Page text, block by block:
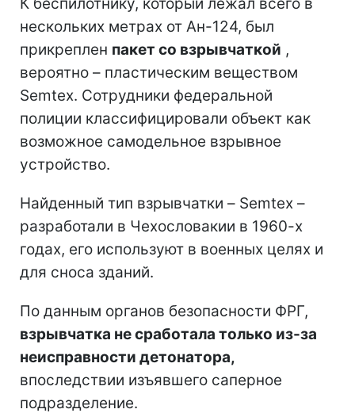
нескольких метрах от Ан-124, был
прикреплен пакет со взрывчаткой ,
вероятно – пластическим веществом
Semtex. Сотрудники федеральной
полиции классифицировали объект как
возможное самодельное взрывное
устройство.
Найденный тип взрывчатки – Semtex –
разработали в Чехословакии в 1960-х
годах, его используют в военных целях и
для сноса зданий.
По данным органов безопасности ФРГ,
взрывчатка не сработала только из-за
неисправности детонатора,
впоследствии изъявшего саперное
подразделение.